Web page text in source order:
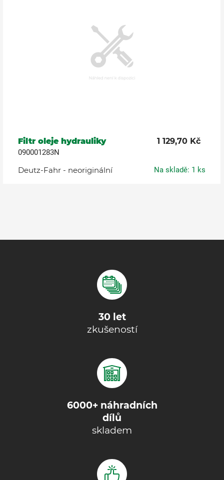
Filtr oleje hydrauliky 1 129,70 Kč
090001283N
Deutz-Fahr - neoriginální Na skladě: 1 ks
30 let
zkušeností
6000+ náhradních
dílů
skladem